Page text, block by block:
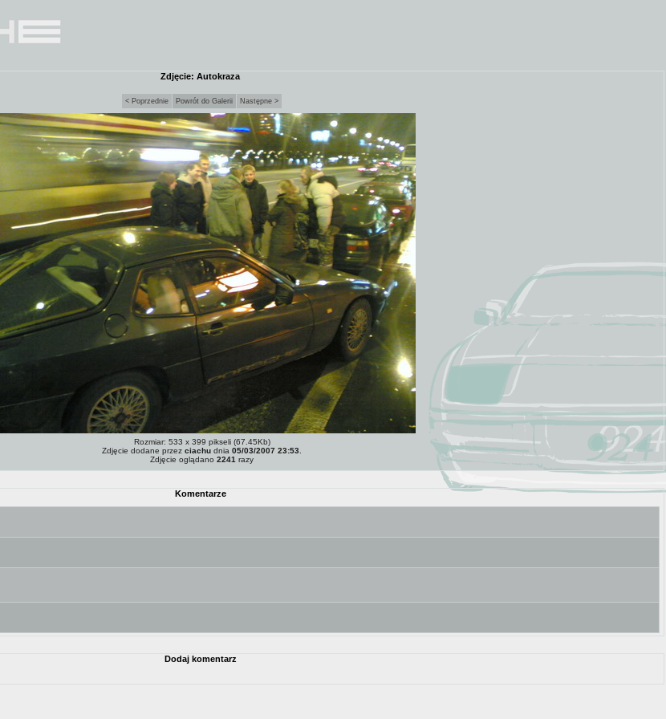
Zdjęcie: Autokraza
< Poprzednie Powrót do Galerii Następne >
Rozmiar: 533 x 399 pikseli (67.45Kb)
Zdjęcie dodane przez ciachu dnia 05/03/2007 23:53
Zdjęcie oglądano 2241 razy
Komentarze
Dodaj komentarz